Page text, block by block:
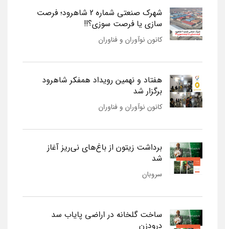
شهرک صنعتی شماره 2 شاهرود؛ فرصت
سازی یا فرصت سوزی؟!!
کانون نوآوران و فناوران
هفتاد و نهمین رویداد همفکر شاهرود
برگزار شد
کانون نوآوران و فناوران
برداشت زیتون از باغ‌های نی‌ریز آغاز
شد
سروبان
ساخت گلخانه در اراضی پایاب سد
درودزن